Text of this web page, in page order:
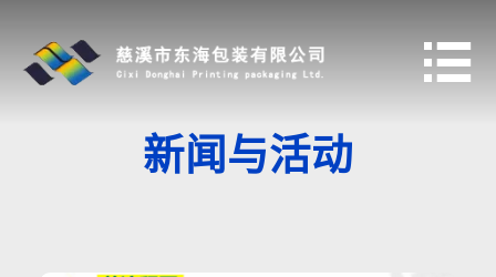

新闻与活动